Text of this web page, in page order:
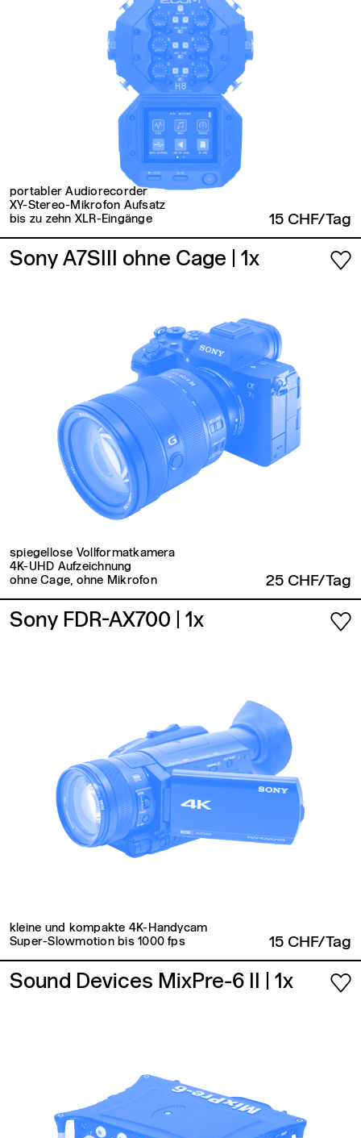
portabler Audiorecorder
XY-Stereo-Mikrofon Aufsatz
bis zu zehn XLR-Eingänge
15 CHF/Tag
Sony A7SIII ohne Cage | 1x
spiegellose Vollformatkamera
4K-UHD Aufzeichnung
ohne Cage, ohne Mikrofon
25 CHF/Tag
Sony FDR-AX700 | 1x
kleine und kompakte 4K-Handycam
Super-Slowmotion bis 1000 fps
15 CHF/Tag
Sound Devices MixPre-6 II | 1x